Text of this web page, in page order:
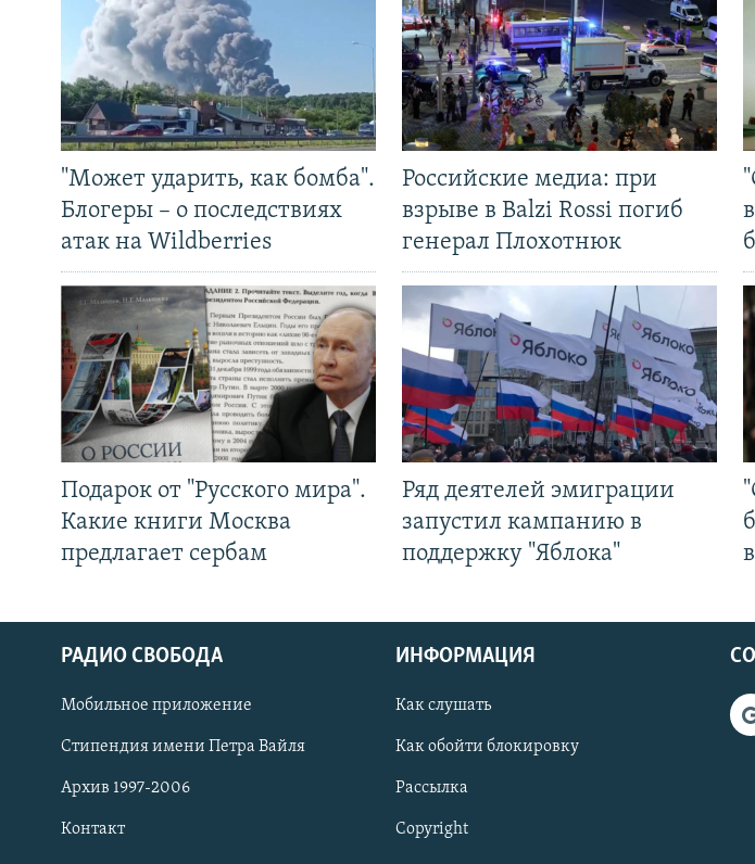
СОЦИАЛЬНЫЕ СЕТИ
"Может ударить, как бомба".
Блогеры – о последствиях
атак на Wildberries
Подарок от "Русского мира".
Какие книги Москва
предлагает сербам
Российские медиа: при
взрыве в Balzi Rossi погиб
генерал Плохотнюк
Ряд деятелей эмиграции
запустил кампанию в
поддержку "Яблока"
РАДИО СВОБОДА
Мобильное приложение
Стипендия имени Петра Вайля
Архив 1997-2006
Контакт
ИНФОРМАЦИЯ
Как слушать
Как обойти блокировку
Рассылка
Copyright